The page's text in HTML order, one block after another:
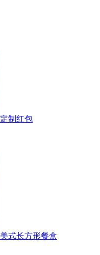
定制红包
美式长方形餐盒